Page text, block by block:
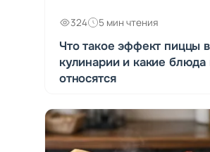
324 5 мин чтения
Что такое эффект пиццы в
кулинарии и какие блюда
относятся